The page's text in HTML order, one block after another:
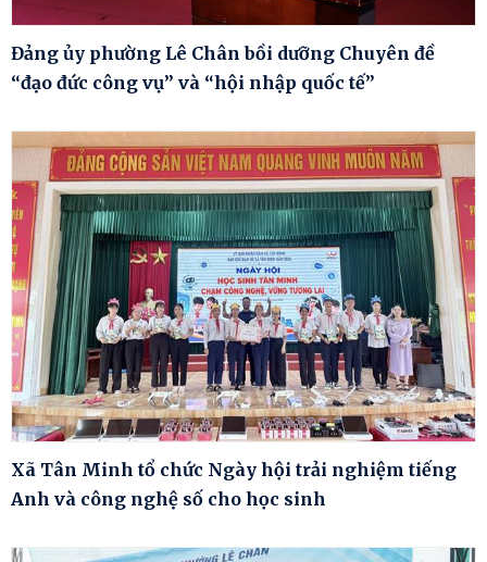
Đảng ủy phường Lê Chân bồi dưỡng Chuyên đề
“đạo đức công vụ” và “hội nhập quốc tế”
Xã Tân Minh tổ chức Ngày hội trải nghiệm tiếng
Anh và công nghệ số cho học sinh